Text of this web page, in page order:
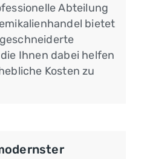
Abteilung
bietet
Ihnen dabei helfen
Kosten zu